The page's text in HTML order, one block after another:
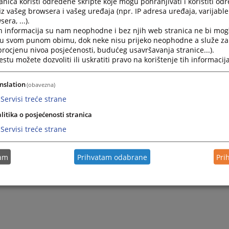
stupio je na snagu osmog dana od dana objave u
13. rujna 2023. godine.
na snagu ovog zakona prestao je da važi Zakon o
u Bosni i Hercegovini ("Službeni glasnik BiH", br. 28/
13).
vašeg browsera i vašeg uređaja (npr. IP adresa uređaja,
...).
informacija su nam neophodne i bez njih web stranica ne bi
svom punom obimu, dok neke nisu prijeko neophodne a služe
nivoa posjećenosti, budućeg usavršavanja stranice...).
možete dozvoliti ili uskratiti pravo na korištenje tih
(obavezna)
Servisi treće strane
o posjećenosti stranica
Servisi treće strane
Prihvatam odabrane